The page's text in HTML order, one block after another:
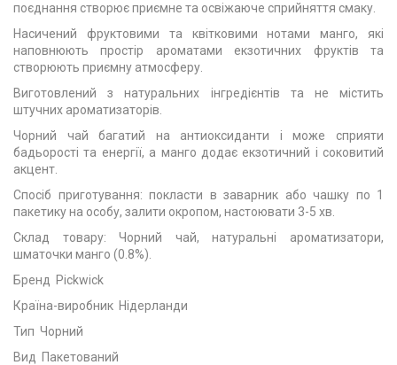
поєднання створює приємне та освіжаюче сприйняття смаку.
Насичений фруктовими та квітковими нотами манго, які
наповнюють простір ароматами екзотичних фруктів та
створюють приємну атмосферу.
Виготовлений з натуральних інгредієнтів та не містить
штучних ароматизаторів.
Чорний чай багатий на антиоксиданти і може сприяти
бадьорості та енергії, а манго додає екзотичний і соковитий
акцент.
Спосіб приготування: покласти в заварник або чашку по 1
пакетику на особу, залити окропом, настоювати 3-5 хв.
Склад товару: Чорний чай, натуральні ароматизатори,
шматочки манго (0.8%).
Бренд Pickwick
Країна-виробник Нідерланди
Тип Чорний
Вид Пакетований